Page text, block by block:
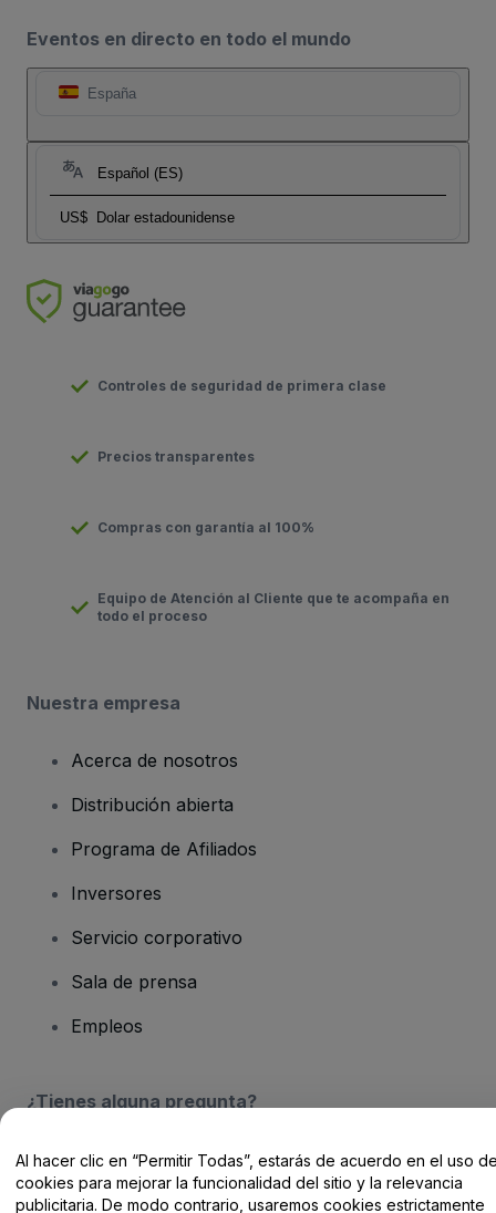
Eventos en directo en todo el mundo
España
Español (ES)
US$ Dolar estadounidense
Controles de seguridad de primera clase
Precios transparentes
Compras con garantía al 100%
Equipo de Atención al Cliente que te acompaña en
todo el proceso
Nuestra empresa
Acerca de nosotros
Distribución abierta
Programa de Afiliados
Inversores
Servicio corporativo
Sala de prensa
Empleos
¿Tienes alguna pregunta?
Centro de Ayuda / Contacto
Al hacer clic en “Permitir Todas”, estarás de acuerdo en el uso
cookies para mejorar la funcionalidad del sitio y la relevancia
publicitaria. De modo contrario, usaremos cookies estrictamente